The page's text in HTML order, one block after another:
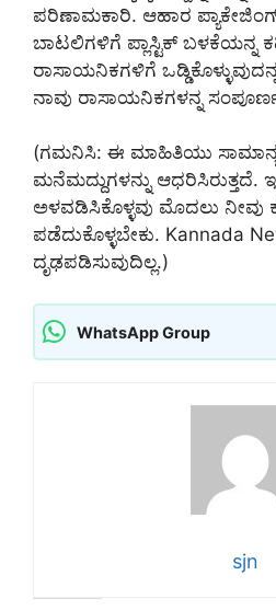
ಪರಿಣಾಮಕಾರಿ. ಆಹಾರ
ಬಾಟಲಿಗಳಿಗೆ ಪ್ಲಾಸ್ಟಿಕ್ ಬಳಕೆಯನ್ನ
ರಾಸಾಯನಿಕಗಳಿಗೆ
ನಾವು ರಾಸಾಯನಿಕಗಳನ್ನ
(ಗಮನಿಸಿ: ಈ ಮಾಹಿತಿಯು
ಮನೆಮದ್ದುಗಳನ್ನು ಆಧರಿಸಿರುತ್ತದೆ.
ಅಳವಡಿಸಿಕೊಳ್ಳವು ಮೊದಲು ನೀವು
ಪಡೆದುಕೊಳ್ಳಬೇಕು. Kannada
ದೃಢಪಡಿಸುವುದಿಲ್ಲ.)
WhatsApp Group
sjn